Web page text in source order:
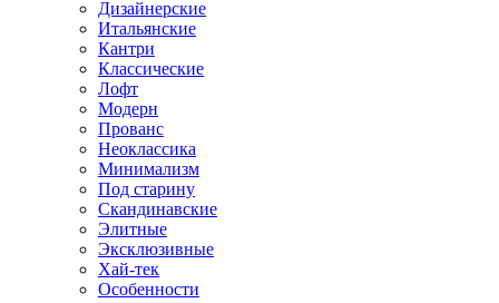
Дизайнерские
Итальянские
Кантри
Классические
Лофт
Модерн
Прованс
Неоклассика
Минимализм
Под старину
Скандинавские
Элитные
Эксклюзивные
Хай-тек
Особенности